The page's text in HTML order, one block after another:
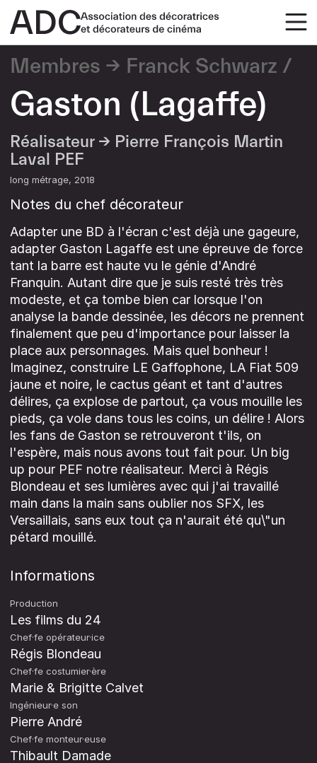
Membres Franck Schwarz
Gaston (Lagaffe)
Réalisateur → Pierre François Martin
Laval PEF
long métrage 2018
Notes du chef décorateur
Adapter une BD à l'écran c'est déjà une gageure,
adapter Gaston Lagaffe est une épreuve de force
tant la barre est haute vu le génie d'André
Franquin. Autant dire que je suis resté très très
modeste, et ça tombe bien car lorsque l'on
analyse la bande dessinée, les décors ne prennent
finalement que peu d'importance pour laisser la
place aux personnages. Mais quel bonheur !
Imaginez, construire LE Gaffophone, LA Fiat 509
jaune et noire, le cactus géant et tant d'autres
délires, ça explose de partout, ça vous mouille les
pieds, ça vole dans tous les coins, un délire ! Alors
les fans de Gaston se retrouveront t'ils, on
l'espère, mais nous avons tout fait pour. Un big
up pour PEF notre réalisateur. Merci à Régis
Blondeau et ses lumières avec qui j'ai travaillé
main dans la main sans oublier nos SFX, les
Versaillais, sans eux tout ça n'aurait été qu\"un
pétard mouillé.
Informations
Production
Les films du 24
Chef·fe opérateur·ice
Régis Blondeau
Chef·fe costumier·ère
Marie & Brigitte Calvet
Ingénieur·e son
Pierre André
Chef·fe monteur·euse
Thibault Damade